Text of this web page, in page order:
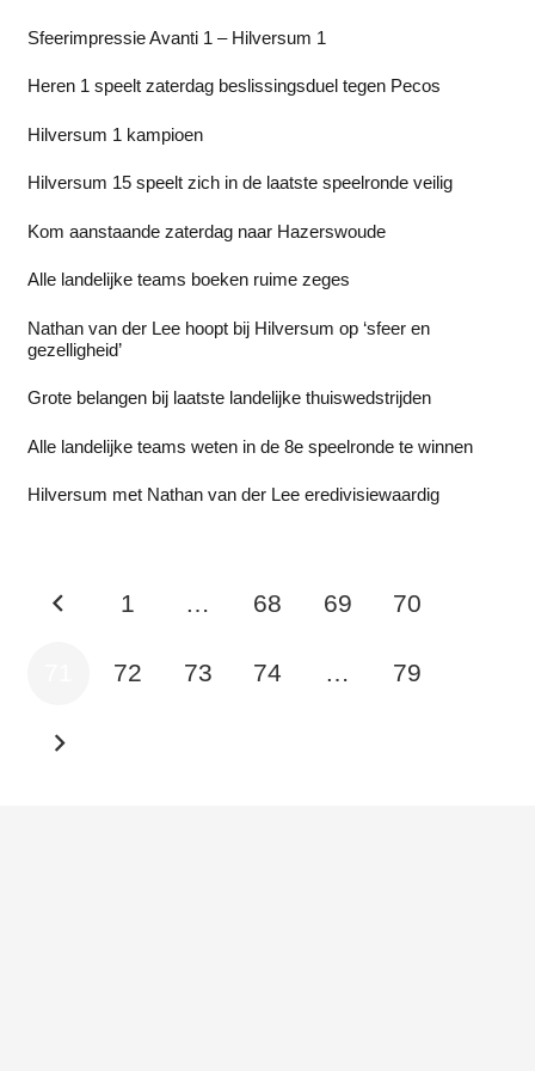
Sfeerimpressie Avanti 1 – Hilversum 1
Heren 1 speelt zaterdag beslissingsduel tegen Pecos
Hilversum 1 kampioen
Hilversum 15 speelt zich in de laatste speelronde veilig
Kom aanstaande zaterdag naar Hazerswoude
Alle landelijke teams boeken ruime zeges
Nathan van der Lee hoopt bij Hilversum op ‘sfeer en
gezelligheid’
Grote belangen bij laatste landelijke thuiswedstrijden
Alle landelijke teams weten in de 8e speelronde te winnen
Hilversum met Nathan van der Lee eredivisiewaardig
1 68 69 70
72 73 74 … 79